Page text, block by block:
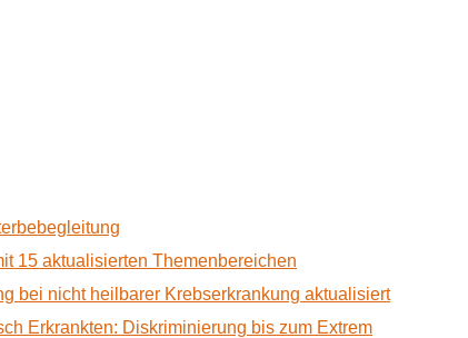
15 aktualisierten Themenbereichen
bei nicht heilbarer Krebserkrankung aktualisiert
Erkrankten: Diskriminierung bis zum Extrem